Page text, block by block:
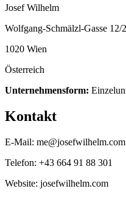
Josef Wilhelm
Wolfgang-Schmälzl-Gasse 12/
1020 Wien
Österreich
Unternehmensform:
Kontakt
E-Mail: me@josefwilhelm.com
Telefon: +43 664 91 88 301
Website: josefwilhelm.com